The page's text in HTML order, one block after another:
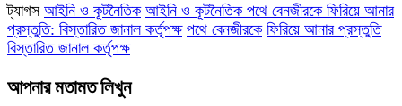
ট্যাগস ​আইনি ও কূটনৈতিক ​আইনি ও কূটনৈতিক পথে বেনজীরকে ফিরিয়ে আনার
প্রস্তুতি: বিস্তারিত জানাল কর্তৃপক্ষ পথে বেনজীরকে ফিরিয়ে আনার প্রস্তুতি
বিস্তারিত জানাল কর্তৃপক্ষ
আপনার মতামত লিখুন